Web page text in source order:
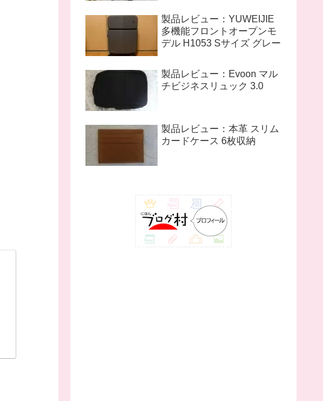
製品レビュー：YUWEIJIE
多機能フロントオープンモ
デル H1053 Sサイズ グレー
製品レビュー：Evoon マル
チビジネスリュック 3.0
製品レビュー：本革 スリム
カードケース 6枚収納